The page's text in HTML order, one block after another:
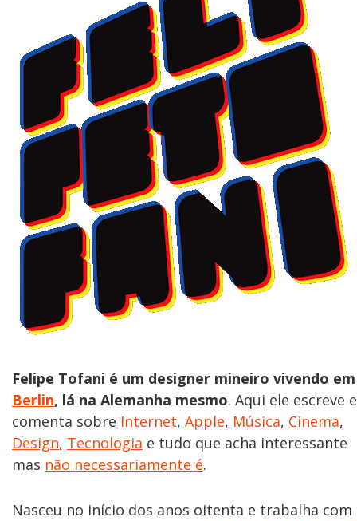
Felipe Tofani é um designer mineiro vivendo em
Berlin, lá na Alemanha mesmo. Aqui ele escreve e
comenta sobre Internet, Apple, Música, Cinema,
Design, Tecnologia e tudo que acha interessante
mas não necessariamente é.
Nasceu no início dos anos oitenta e trabalha com